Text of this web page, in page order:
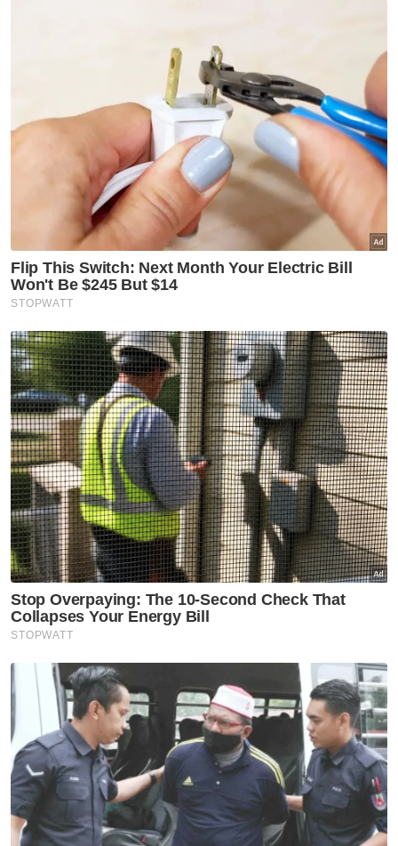
Jasa Darshan diiktiraf
Thailand
Sukan
Dua jaguh, satu impian di
Sukan Asia 2026
Sukan
Sukan Asia 2026: Eain Yow,
Sivasangari galas misi besar
buru tiket ke LA28
'Patut ada pertarungan semula'
- CEO ONE Championship